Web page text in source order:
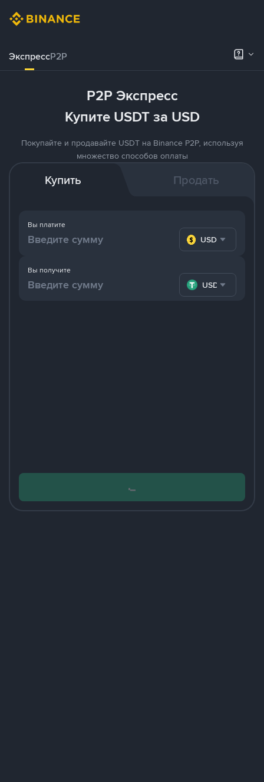
ЭкспрессP2P
P2P Экспресс
Купите USDT за USD
Покупайте и продавайте USDT на Binance P2P, используя
множество способов оплаты
Купить Продать
Вы платите
USD
Вы получите
USDT